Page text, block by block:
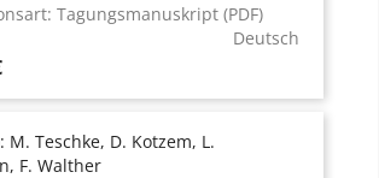
Tagungsmanuskript (PDF)
Deutsch
M. Teschke, D. Kotzem, L.
F. Walther